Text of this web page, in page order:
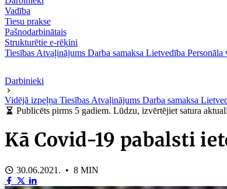
Vadība
Tiesu prakse
Pašnodarbinātais
Strukturētie e-rēķini
Tiesības Atvaļinājums Darba samaksa Lietvedība Personāla
Darbinieki
Vidējā izpeļņa Tiesības Atvaļinājums Darba samaksa
Publicēts pirms 5 gadiem. Lūdzu, izvērtējiet satura
Kā Covid-19 pabalsti
30.06.2021. • 8 MIN